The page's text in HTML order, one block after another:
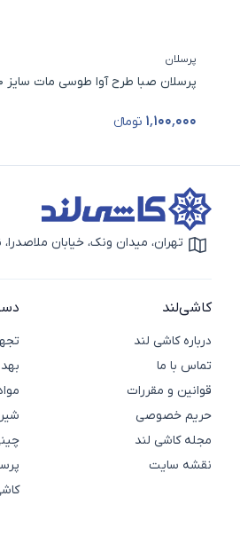
پرسلان
پرسلان صبا طرح آوا طوسی مات سایز 80*80
۱٬۱۰۰٬۰۰۰ تومانء
قیمت محصول
آیکون نقشه
تهران، میدان ونک، خیابان ملاصدرا، نبش
کاشی‌لند
درباره کاشی لند
تماس با ما
قوانین و مقررات
حریم خصوصی
مجله کاشی لند
نقشه سایت